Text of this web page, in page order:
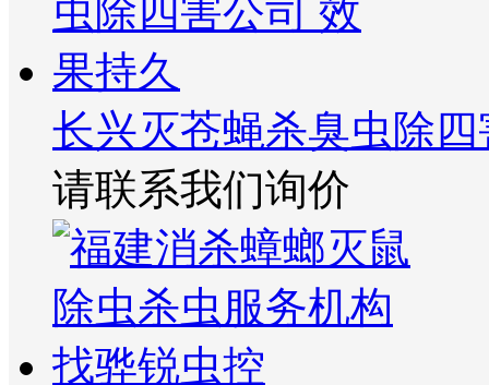
长兴灭苍蝇杀臭虫除
请联系我们询价